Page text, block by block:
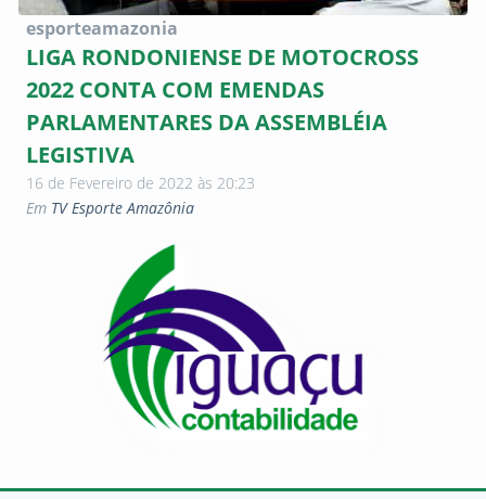
esporteamazonia
LIGA RONDONIENSE DE MOTOCROSS
2022 CONTA COM EMENDAS
PARLAMENTARES DA ASSEMBLÉIA
LEGISTIVA
16 de Fevereiro de 2022 às 20:23
Em TV Esporte Amazônia